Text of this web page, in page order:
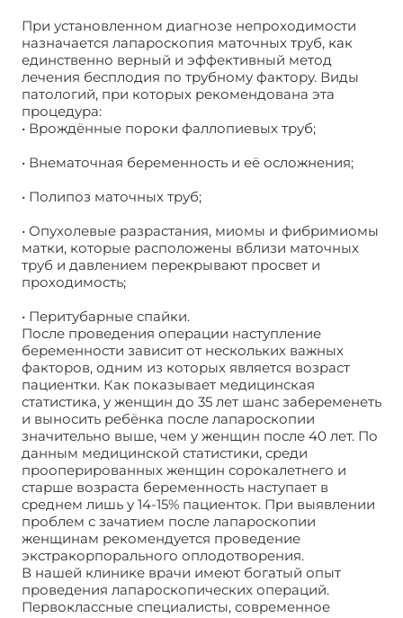
При установленном диагнозе непроходимости
назначается лапароскопия маточных труб, как
единственно верный и эффективный метод
лечения бесплодия по трубному фактору. Виды
патологий, при которых рекомендована эта
процедура:
• Врождённые пороки фаллопиевых труб;
• Внематочная беременность и её осложнения;
• Полипоз маточных труб;
• Опухолевые разрастания, миомы и фибримиомы
матки, которые расположены вблизи маточных
труб и давлением перекрывают просвет и
проходимость;
• Перитубарные спайки.
После проведения операции наступление
беременности зависит от нескольких важных
факторов, одним из которых является возраст
пациентки. Как показывает медицинская
статистика, у женщин до 35 лет шанс забеременеть
и выносить ребёнка после лапароскопии
значительно выше, чем у женщин после 40 лет. По
данным медицинской статистики, среди
прооперированных женщин сорокалетнего и
старше возраста беременность наступает в
среднем лишь у 14-15% пациенток. При выявлении
проблем с зачатием после лапароскопии
женщинам рекомендуется проведение
экстракорпорального оплодотворения.
В нашей клинике врачи имеют богатый опыт
проведения лапароскопических операций.
Первоклассные специалисты, современное